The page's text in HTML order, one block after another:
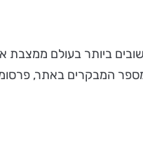
ביותר בעולם ממצבת
המבקרים באתר,